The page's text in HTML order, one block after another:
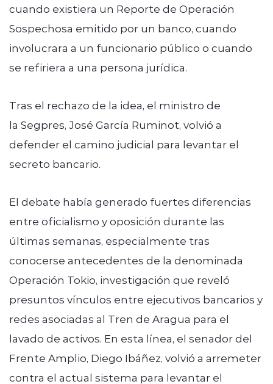
cuando existiera un Reporte de Operación
Sospechosa emitido por un banco, cuando
involucrara a un funcionario público o cuando
se refiriera a una persona jurídica.
Tras el rechazo de la idea, el ministro de
la Segpres, José García Ruminot, volvió a
defender el camino judicial para levantar el
secreto bancario.
El debate había generado fuertes diferencias
entre oficialismo y oposición durante las
últimas semanas, especialmente tras
conocerse antecedentes de la denominada
Operación Tokio, investigación que reveló
presuntos vínculos entre ejecutivos bancarios y
redes asociadas al Tren de Aragua para el
lavado de activos. En esta línea, el senador del
Frente Amplio, Diego Ibáñez, volvió a arremeter
contra el actual sistema para levantar el